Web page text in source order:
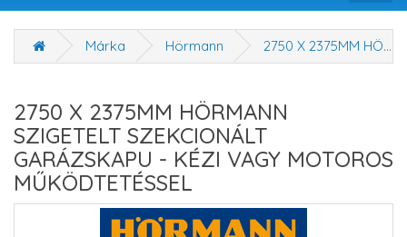
Márka Hörmann 2750 X 2375MM HÖRMANN SZIGETELT SZEKCIONÁLT GARÁZSKAPU - KÉZI VAGY MOTOROS MŰKÖDTETÉSSEL
2750 X 2375MM HÖRMANN
SZIGETELT SZEKCIONÁLT
GARÁZSKAPU - KÉZI VAGY MOTOROS
MŰKÖDTETÉSSEL